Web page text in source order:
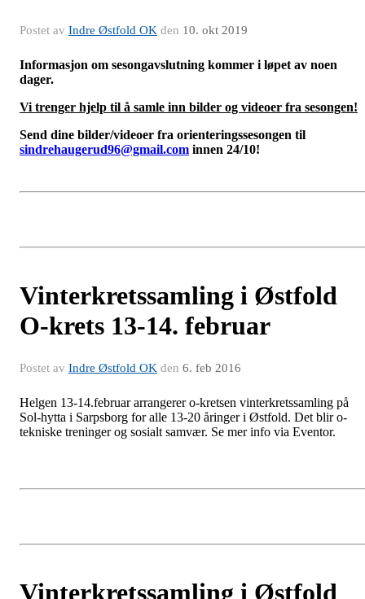
Postet av Indre Østfold OK den 10. okt 2019
Informasjon om sesongavslutning kommer i løpet av noen
dager.
Vi trenger hjelp til å samle inn bilder og videoer fra sesongen!
Send dine bilder/videoer fra orienteringssesongen til
sindrehaugerud96@gmail.com innen 24/10!
Vinterkretssamling i Østfold
O-krets 13-14. februar
Postet av Indre Østfold OK den 6. feb 2016
Helgen 13-14.februar arrangerer o-kretsen vinterkretssamling på
Sol-hytta i Sarpsborg for alle 13-20 åringer i Østfold. Det blir o-
tekniske treninger og sosialt samvær. Se mer info via Eventor.
Vinterkretssamling i Østfold